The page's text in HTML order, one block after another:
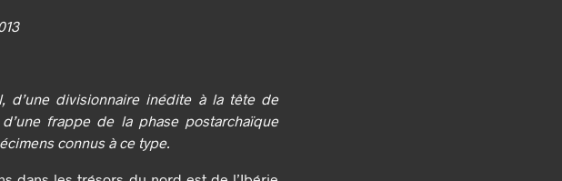
d’une divisionnaire inédite à la tête de
frappe de la phase postarchaïque
connus à ce type.